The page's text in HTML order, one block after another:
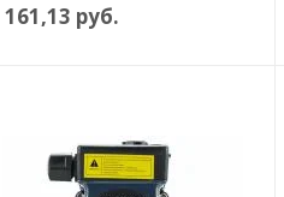
161,13 руб.